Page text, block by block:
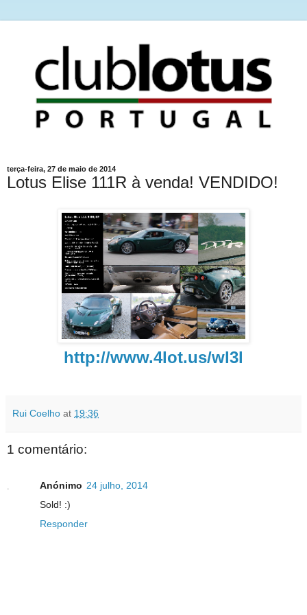
terça-feira, 27 de maio de 2014
Lotus Elise 111R à venda! VENDIDO!
http://www.4lot.us/wl3l
Rui Coelho at 19:36
1 comentário:
Anónimo 24 julho, 2014
Sold! :)
Responder